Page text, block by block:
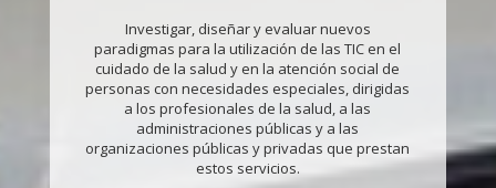
Investigar, diseñar y evaluar nuevos
paradigmas para la utilización de las TIC en el
cuidado de la salud y en la atención social de
personas con necesidades especiales, dirigidas
a los profesionales de la salud, a las
administraciones públicas y a las
organizaciones públicas y privadas que prestan
estos servicios.